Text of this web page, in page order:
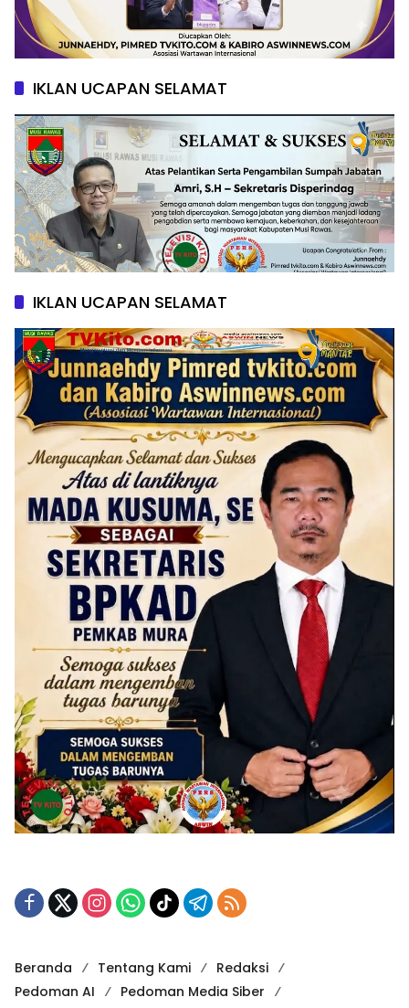
IKLAN UCAPAN SELAMAT
IKLAN UCAPAN SELAMAT
Beranda Tentang Kami
Redaksi
Pedoman AI
Pedoman Media Siber